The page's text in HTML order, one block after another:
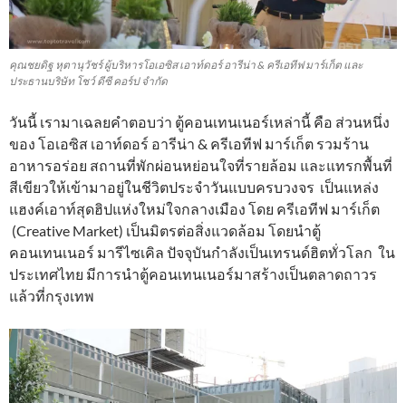
คุณชยดิฐ หุตานุวัชร์ ผู้บริหารโอเอซิส เอาท์ดอร์ อารีน่า & ครีเอทีฟ มาร์เก็ต และ
ประธานบริษัท โชว์ ดีซี คอร์ป จำกัด
วันนี้ เรามาเฉลยคำตอบว่า ตู้คอนเทนเนอร์เหล่านี้ คือ ส่วนหนึ่ง
ของ โอเอซิส เอาท์ดอร์ อารีน่า & ครีเอทีฟ มาร์เก็ต รวมร้าน
อาหารอร่อย สถานที่พักผ่อนหย่อนใจที่รายล้อม และแทรกพื้นที่
สีเขียวให้เข้ามาอยู่ในชีวิตประจำวันแบบครบวงจร เป็นแหล่ง
แฮงค์เอาท์สุดฮิปแห่งใหม่ใจกลางเมือง โดย ครีเอทีฟ มาร์เก็ต
(Creative Market) เป็นมิตรต่อสิ่งแวดล้อม โดยนำตู้
คอนเทนเนอร์ มารีไซเคิล ปัจจุบันกำลังเป็นเทรนด์ฮิตทั่วโลก ใน
ประเทศไทย มีการนำตู้คอนเทนเนอร์มาสร้างเป็นตลาดถาวร
แล้วที่กรุงเทพ